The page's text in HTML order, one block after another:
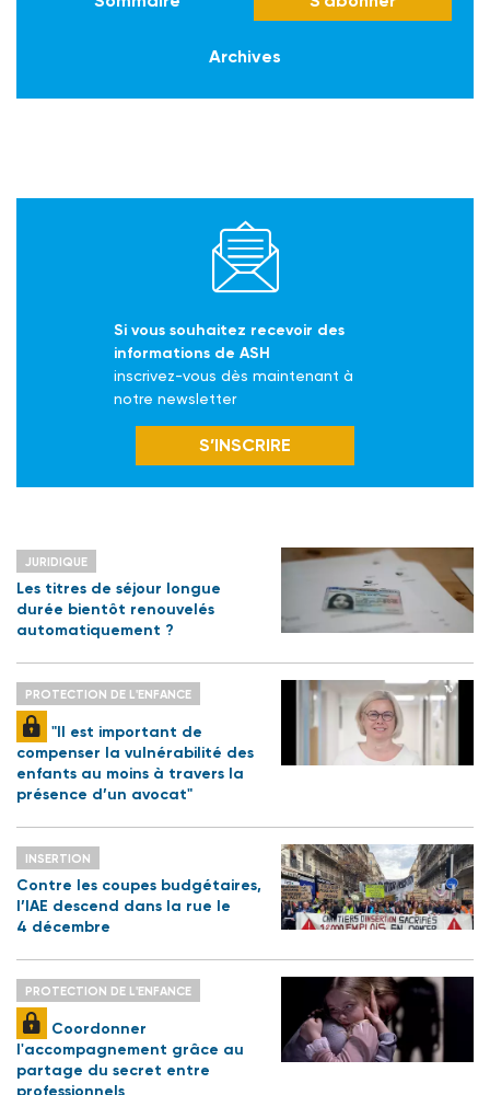
Archives
Si vous souhaitez recevoir des
informations de ASH
inscrivez-vous dès maintenant à
notre newsletter
S’INSCRIRE
JURIDIQUE
Les titres de séjour longue
durée bientôt renouvelés
automatiquement ?
PROTECTION DE L'ENFANCE
"Il est important de
compenser la vulnérabilité des
enfants au moins à travers la
présence d’un avocat"
INSERTION
Contre les coupes budgétaires,
l’IAE descend dans la rue le
4 décembre
PROTECTION DE L'ENFANCE
Coordonner
l'accompagnement grâce au
partage du secret entre
professionnels